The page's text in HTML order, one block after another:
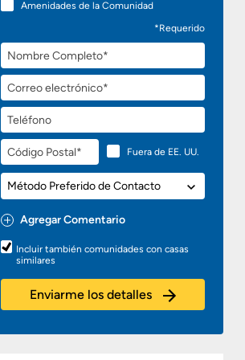
Amenidades de la Comunidad
*Requerido
Nombre
Completo
Correo
electrónico
Teléfono
Código
Postal
Fuera de EE. UU.
Método
Preferido
de
Contacto
Agregar Comentario
Preguntas
o
Comentarios
Incluir también comunidades con casas
similares
Enviarme los detalles